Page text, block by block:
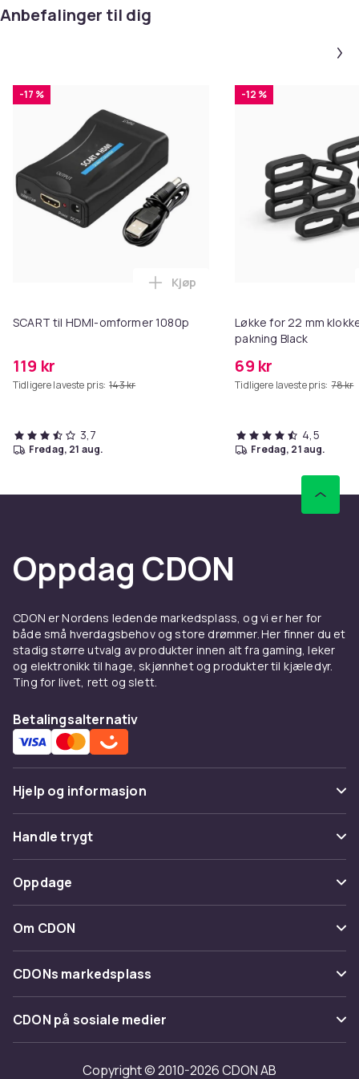
Anbefalinger til dig
-17 %
SCART til HDMI-omformer 1080p
119 kr
Tidligere laveste pris: 143 kr
Legg SCART til HDMI-omformer
Kjøp
3,7
fredag, 21 aug.
-12 %
Løkke for 22 mm
pakning Black
69 kr
Tidligere laveste pris: 78 kr
4,5
fredag, 21 aug.
Oppdag CDON
CDON er Nordens ledende markedsplass, og vi er her for
både små hverdagsbehov og store drømmer. Her finner du et
stadig større utvalg av produkter innen alt fra gaming, leker
og elektronikk til hage, skjønnhet og produkter til kjæledyr.
Ting for livet, rett og slett.
Betalingsalternativ
Hjelp og informasjon
Vanlige spørsmål
Spor pakke
Angre & returner her
Kontakt oss
Handle trygt
Betaling
Levering
Tilbakekallinger
Oppdage
Kategorier
Varemerker
Om CDON
Om oss
Kundeanmeldelser
Jobbe på CDON
Investor relations
CDONs markedsplass
Merchant Help Center
CDON på sosiale medier
Copyright © 2010-2026 CDON AB